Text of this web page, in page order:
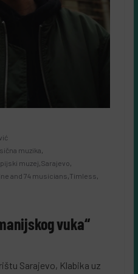
muzika,
muzej,Sarajevo,
and 74 musicians,Timless,
vuka“
Sarajevo, Klabika uz